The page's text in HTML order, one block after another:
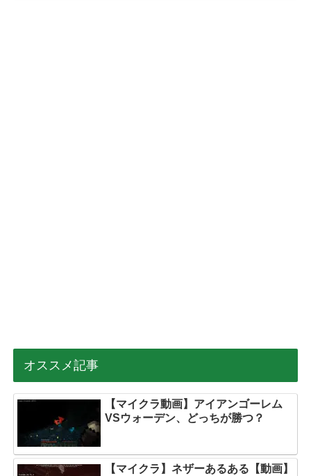
オススメ記事
【マイクラ動画】アイアンゴーレム
VSウォーデン、どっちが勝つ？
【マイクラ】ネザーあるある【動画】